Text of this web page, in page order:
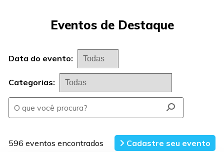
Eventos de Destaque
Data do evento:
Categorias:
596 eventos encontrados Cadastre seu evento